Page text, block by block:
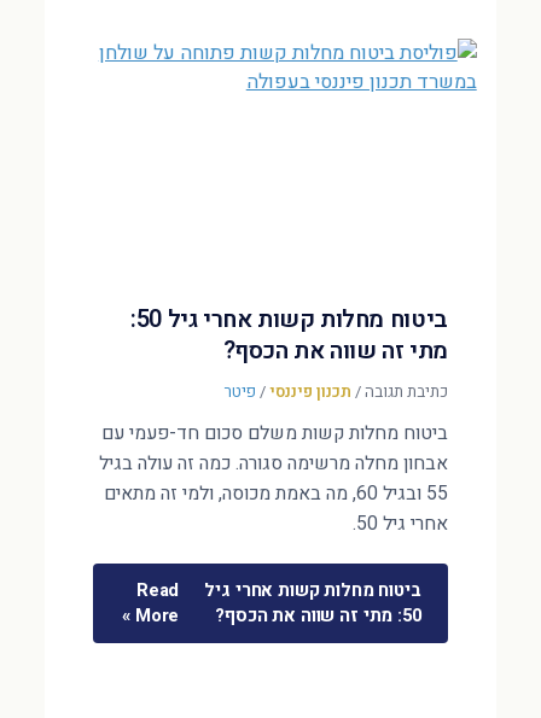
ביטוח מחלות קשות אחרי גיל 50:
מתי זה שווה את הכסף?
כתיבת תגובה/ תכנון פיננסי/ פיטר
ביטוח מחלות קשות משלם סכום חד-פעמי עם
אבחון מחלה מרשימה סגורה. כמה זה עולה בגיל
55 ובגיל 60, מה באמת מכוסה, ולמי זה מתאים
אחרי גיל 50.
ביטוח מחלות קשות אחרי גיל
50: מתי זה שווה את הכסף?
Read
More »